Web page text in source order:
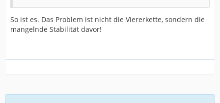
So ist es. Das Problem ist nicht die Viererkette, sondern die
mangelnde Stabilität davor!